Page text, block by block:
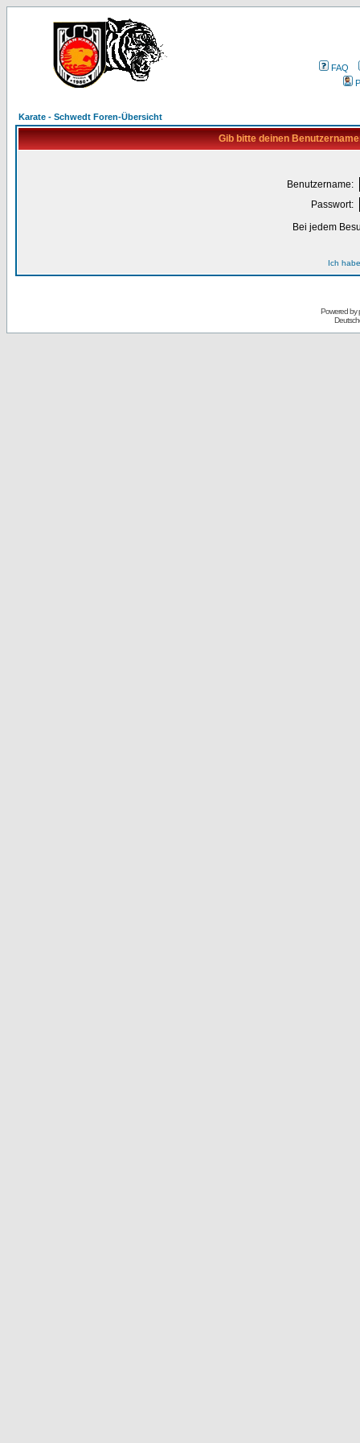
FAQ
Karate - Schwedt Foren-Übersicht
Gib bitte deinen
Benutzername:
Passwort:
Bei jedem
Ich
Powered by